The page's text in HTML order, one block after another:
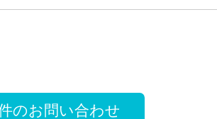
のお問い合わせ